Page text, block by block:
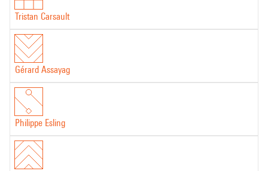
Tristan Carsault
Gérard Assayag
Philippe Esling